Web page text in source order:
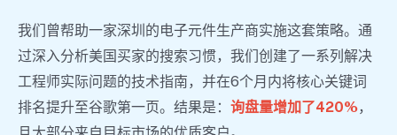
我们曾帮助一家深圳的电子元件生产商实施这套策略。通
过深入分析美国买家的搜索习惯，我们创建了一系列解决
工程师实际问题的技术指南，并在6个月内将核心关键词
排名提升至谷歌第一页。结果是： 询盘量增加了420%，